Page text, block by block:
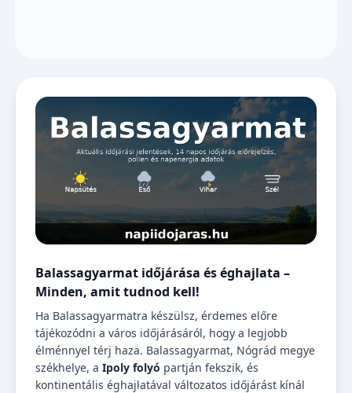
Balassagyarmat időjárása és éghajlata –
Minden, amit tudnod kell!
Ha Balassagyarmatra készülsz, érdemes előre
tájékozódni a város időjárásáról, hogy a legjobb
élménnyel térj haza. Balassagyarmat, Nógrád megye
székhelye, a Ipoly folyó partján fekszik, és
kontinentális éghajlatával változatos időjárást kínál